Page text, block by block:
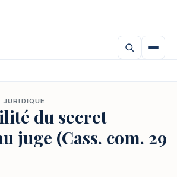
JURIDIQUE
du secret
juge (Cass. com. 29